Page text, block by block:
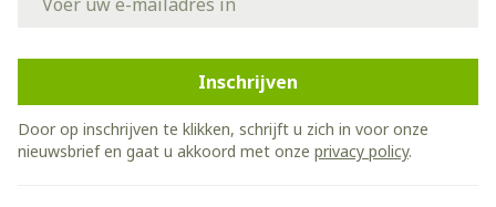
Inschrijven
Door op inschrijven te klikken, schrijft u zich in voor onze
nieuwsbrief en gaat u akkoord met onze privacy policy.